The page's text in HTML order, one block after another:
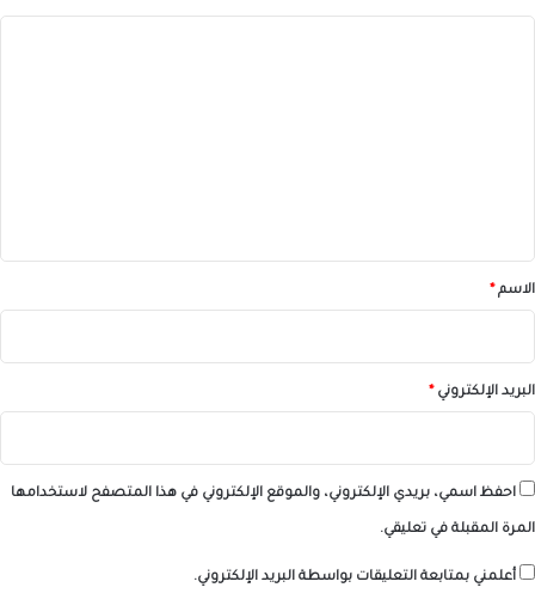
*الاسم *
البريد الإلكتروني *
احفظ اسمي، بريدي الإلكتروني، والموقع الإلكتروني في هذا المتصفح لاستخدامها
المرة المقبلة في تعليقي.
أعلمني بمتابعة التعليقات بواسطة البريد الإلكتروني.